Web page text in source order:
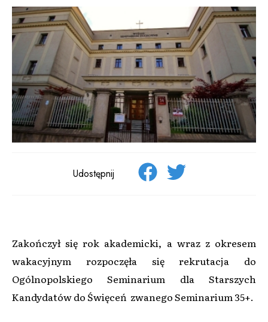
Udostępnij
Zakończył się rok akademicki, a wraz z okresem
wakacyjnym rozpoczęła się rekrutacja do
Ogólnopolskiego Seminarium dla Starszych
Kandydatów do Święceń zwanego Seminarium 35+.